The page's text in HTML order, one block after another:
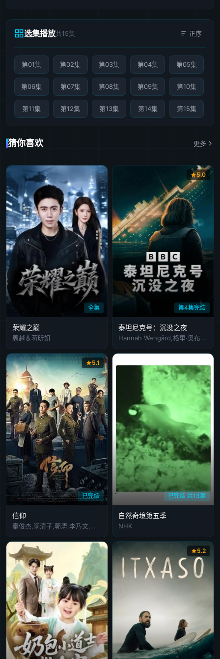
选集播放共15集 正序
第01集 第02集 第03集 第04集 第05集
第06集 第07集 第08集 第09集 第10集
第11集 第12集 第13集 第14集 第15集
猜你喜欢 更多
全集
荣耀之巅
周越＆蒋昕妍
第4集完结
5.0
泰坦尼克号：沉没之夜
Hannah Wengård,格里·奥布莱恩,里斯·曼尼恩,Sara Diab,Adam Rhys-Charles,薇姬·艾伦,丽莎·霍姬,Candida Gubbins,Andy Doherty,Ciaran McCourt,泰戈尔·德鲁-哈尼,Michael Johnston,Parnell Scott,萨拉·迪伦,夏洛特·麦柯里,琼尼·埃弗里特,帕特里克·布坎南,基里安·菲兰,Matthew Cassidy,奥伊辛·汤普森,福里斯特·博斯韦尔,尤娜·卡里尔
已完结
5.1
信仰
秦俊杰,阚清子,郭涛,李乃文,种丹妮,甘婷婷,马雅舒,张静静,赵龙豪,王斑,白卉子,卜冠之
已完结 共13集
自然奇境第五季
NHK
5.2